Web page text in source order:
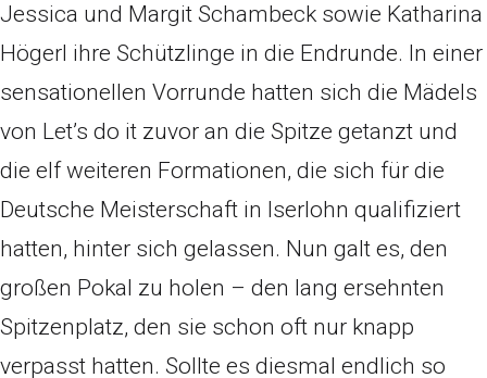
Jessica und Margit Schambeck sowie Katharina
Högerl ihre Schützlinge in die Endrunde. In einer
sensationellen Vorrunde hatten sich die Mädels
von Let’s do it zuvor an die Spitze getanzt und
die elf weiteren Formationen, die sich für die
Deutsche Meisterschaft in Iserlohn qualifiziert
hatten, hinter sich gelassen. Nun galt es, den
großen Pokal zu holen – den lang ersehnten
Spitzenplatz, den sie schon oft nur knapp
verpasst hatten. Sollte es diesmal endlich so